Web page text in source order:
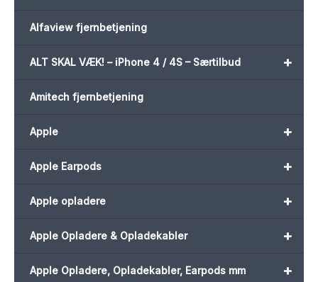
Alfaview fjernbetjening
+
ALT SKAL VÆK! – iPhone 4 / 4S – Særtilbud
Amitech fjernbetjening
+
Apple
+
Apple Earpods
+
Apple opladere
+
Apple Opladere & Opladekabler
+
Apple Opladere, Opladekabler, Earpods mm